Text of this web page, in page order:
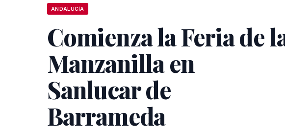
ANDALUCÍA
Comienza la Feria de
Manzanilla en
Sanlucar de
Barrameda